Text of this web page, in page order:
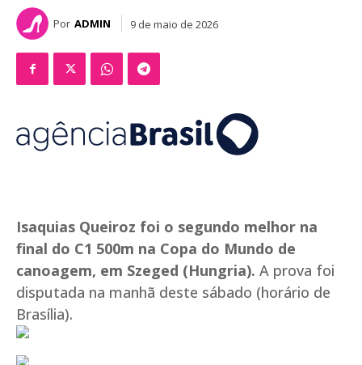
Por ADMIN 9 de maio de 2026
Isaquias Queiroz foi o segundo melhor na
final do C1 500m na Copa do Mundo de
canoagem, em Szeged (Hungria). A prova foi
disputada na manhã deste sábado (horário de
Brasília).